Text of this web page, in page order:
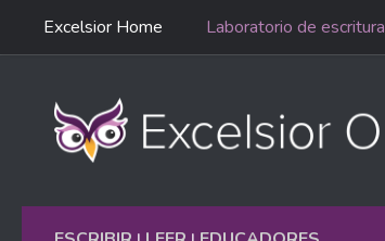
Ir al contenido
navegación
Excelsior Home Laboratorio de escritura